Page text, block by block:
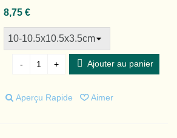
8,75 €
- + Ajouter au panier
Aperçu Rapide Aimer